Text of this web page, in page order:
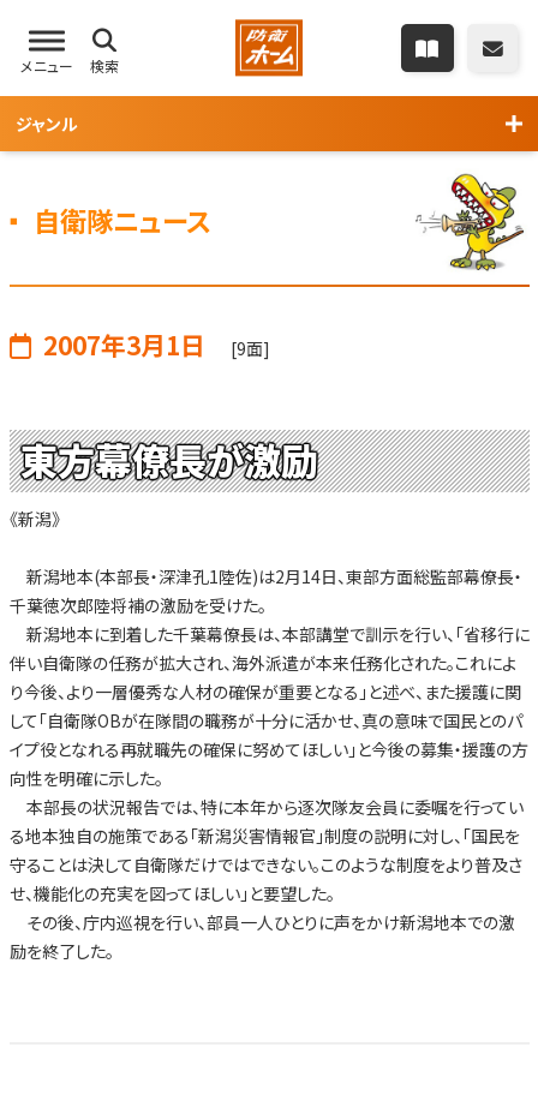
メニュー 検索
ジャンル
自衛隊ニュース
2007年3月1日 [9面]
東方幕僚長が激励
《新潟》
新潟地本(本部長・深津孔1陸佐)は2月14日、東部方面総監部幕僚長・
千葉徳次郎陸将補の激励を受けた。
新潟地本に到着した千葉幕僚長は、本部講堂で訓示を行い、「省移行に
伴い自衛隊の任務が拡大され、海外派遣が本来任務化された。これによ
り今後、より一層優秀な人材の確保が重要となる」と述べ、また援護に関
して「自衛隊OBが在隊間の職務が十分に活かせ、真の意味で国民とのパ
イプ役となれる再就職先の確保に努めてほしい」と今後の募集・援護の方
向性を明確に示した。
本部長の状況報告では、特に本年から逐次隊友会員に委嘱を行ってい
る地本独自の施策である「新潟災害情報官」制度の説明に対し、「国民を
守ることは決して自衛隊だけではできない。このような制度をより普及さ
せ、機能化の充実を図ってほしい」と要望した。
その後、庁内巡視を行い、部員一人ひとりに声をかけ新潟地本での激
励を終了した。